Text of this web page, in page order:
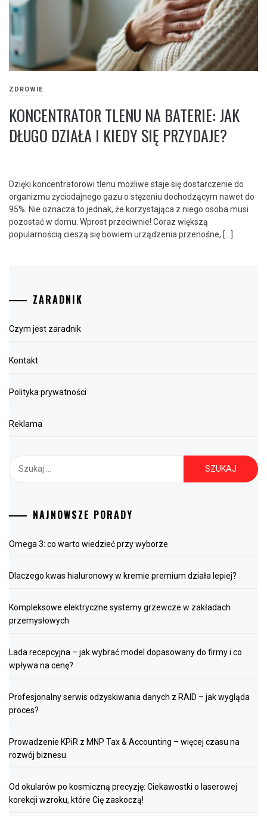
ZDROWIE
KONCENTRATOR TLENU NA BATERIE: JAK
DŁUGO DZIAŁA I KIEDY SIĘ PRZYDAJE?
Dzięki koncentratorowi tlenu możliwe staje się dostarczenie do
organizmu życiodajnego gazu o stężeniu dochodzącym nawet do
95%. Nie oznacza to jednak, że korzystająca z niego osoba musi
pozostać w domu. Wprost przeciwnie! Coraz większą
popularnością cieszą się bowiem urządzenia przenośne, […]
ZARADNIK
Czym jest zaradnik
Kontakt
Polityka prywatności
Reklama
NAJNOWSZE PORADY
Omega 3: co warto wiedzieć przy wyborze
Dlaczego kwas hialuronowy w kremie premium działa lepiej?
Kompleksowe elektryczne systemy grzewcze w zakładach
przemysłowych
Lada recepcyjna – jak wybrać model dopasowany do firmy i co
wpływa na cenę?
Profesjonalny serwis odzyskiwania danych z RAID – jak wygląda
proces?
Prowadzenie KPiR z MNP Tax & Accounting – więcej czasu na
rozwój biznesu
Od okularów po kosmiczną precyzję: Ciekawostki o laserowej
korekcji wzroku, które Cię zaskoczą!